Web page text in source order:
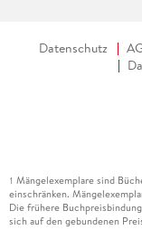
Datenschutz
1 Mängelexemplare sind
einschränken.
Die frühere
sich auf den gebundenen